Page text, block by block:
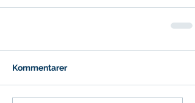
Kommentarer